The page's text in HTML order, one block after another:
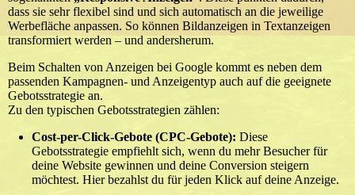
dass sie sehr flexibel sind und sich automatisch an die jeweilige
Werbefläche anpassen. So können Bildanzeigen in Textanzeigen
transformiert werden – und andersherum.
Beim Schalten von Anzeigen bei Google kommt es neben dem
passenden Kampagnen- und Anzeigentyp auch auf die geeignete
Gebotsstrategie an.
Zu den typischen Gebotsstrategien zählen:
Cost-per-Click-Gebote (CPC-Gebote): Diese
Gebotsstrategie empfiehlt sich, wenn du mehr Besucher für
deine Website gewinnen und deine Conversion steigern
möchtest. Hier bezahlst du für jeden Klick auf deine Anzeige.